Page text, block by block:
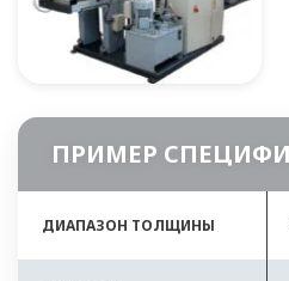
ПРИМЕР
ДИАПАЗОН ТОЛЩИНЫ